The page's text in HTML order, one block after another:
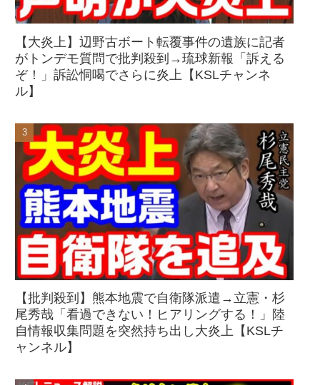
【大炎上】辺野古ボート転覆事件の遺族に記者
がトンデモ質問で批判殺到→琉球新報「訴える
ぞ！」訴訟恫喝でさらに炎上【KSLチャンネ
ル】
【批判殺到】熊本地震で自衛隊派遣→立憲・杉
尾秀哉「看過できない！ヒアリングする！」陸
自情報収集問題を突然持ち出し大炎上【KSLチ
ャンネル】